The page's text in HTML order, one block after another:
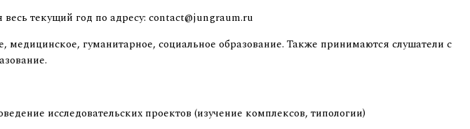
текущий год по адресу: contact@jungraum.ru
гуманитарное, социальное образование. Также принимаются слушатели с
исследовательских проектов (изучение комплексов, типологии)